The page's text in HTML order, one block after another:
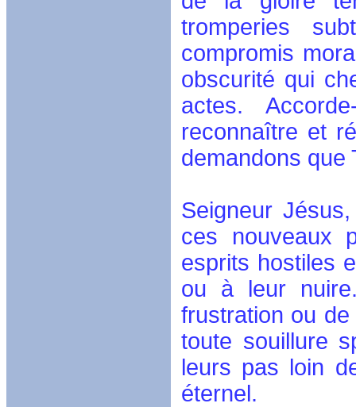
tromperies
compromis
obscurité qui
actes.
reconnaître et
demandons que
Seigneur
ces nouveaux
esprits hostiles
ou à leur
frustration ou
toute souillure
leurs pas loin
éternel.